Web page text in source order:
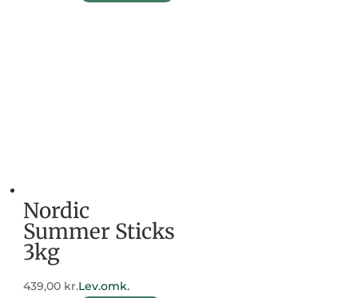
Nordic
Summer Sticks
3kg
439,00 kr.Lev.omk.